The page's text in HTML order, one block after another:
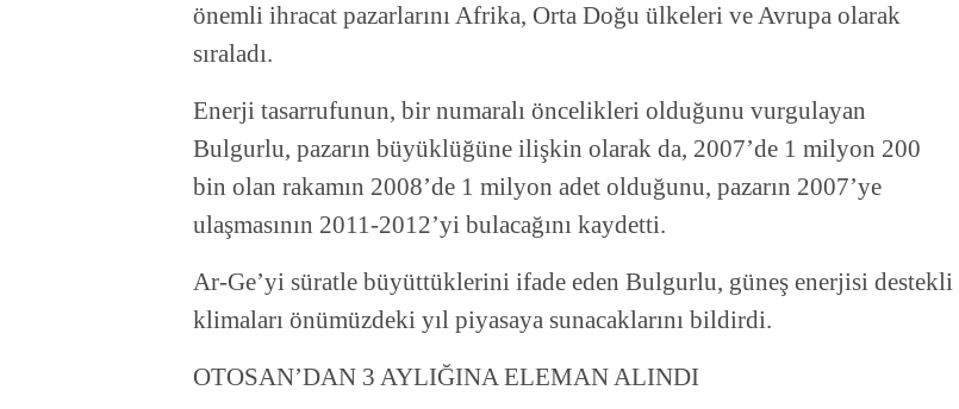
önemli ihracat pazarlarını Afrika, Orta Doğu ülkeleri ve Avrupa olarak
sıraladı.
Enerji tasarrufunun, bir numaralı öncelikleri olduğunu vurgulayan
Bulgurlu, pazarın büyüklüğüne ilişkin olarak da, 2007’de 1 milyon 200
bin olan rakamın 2008’de 1 milyon adet olduğunu, pazarın 2007’ye
ulaşmasının 2011-2012’yi bulacağını kaydetti.
Ar-Ge’yi süratle büyüttüklerini ifade eden Bulgurlu, güneş enerjisi destekli
klimaları önümüzdeki yıl piyasaya sunacaklarını bildirdi.
OTOSAN’DAN 3 AYLIĞINA ELEMAN ALINDI